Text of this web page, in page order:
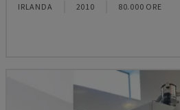
IRLANDA 2010 80.000 ORE